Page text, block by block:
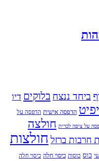
ביחד ננצח בלוקים דיו
הדפסה אישית הדפסה על
על ציפה לכרית חולצה
חרבות ברזל חולצות
כוס כוסות כיסוי חלה כיסוי חלה